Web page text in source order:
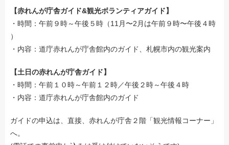
【赤れんが庁舎ガイド&観光ボランティアガイド】
・時間：午前９時～午後５時（11月〜2月は午前９時〜午後４時
）
・内容：道庁赤れんが庁舎館内のガイド、札幌市内の観光案内
【土日の赤れんが庁舎ガイド】
・時間：午前１０時～午前１２時／午後２時～午後４時
・内容：道庁赤れんが庁舎館内のガイド
ガイドの申込は、直接、赤れんが庁舎２階「観光情報コーナー」
へ。